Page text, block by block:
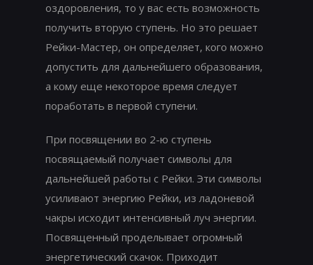
оздоровления, то у вас есть возможность
получить вторую ступень. Но это решает
Рейки-Мастер, он определяет, кого можно
допустить для дальнейшего образования,
а кому еще некоторое время следует
поработать в первой ступени.
При посвящении во 2-ю ступень
посвящаемый получает символы для
дальнейшей работы с Рейки. Эти символы
усиливают энергию Рейки, из ладоневой
чакры исходит интенсивный луч энергии.
Посвященный проделывает огромный
энергетический скачок. Приходит